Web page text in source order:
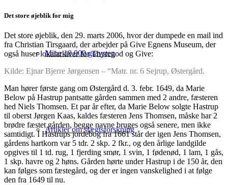
Mine 18.000 gravsten
Artikler om slægtsforskning
Det store øjeblik for mig
Det store øjeblik, den 29. marts 2006, hvor der dumpede en mail ind
fra Christian Tirsgaard, der arbejder på Give Egnens Museum, der
også huser lokalarkiver for Thyregod og Give:
Kilde: Ejnar Bjerre Jørgensen – “Matr. nr. 6 Sejrup, Østergård.
Man hører første gang om Østergård d. 3. febr. 1649, da Marie
Below på Hastrup pantsatte gården sammen med 2 andre, fæsteren
hed Niels Thomsen. Et par år efter, da Marie Below solgte Hastrup
til oberst Jørgen Kaas, kaldes fæsteren Jens Thomsen, måske har 2
brødre fæstet gården, begge navne bruges også senere, men ikke
samtidigt. I Hastrups jordebog fra 1661 står der igen Jens Thomsen,
gårdens hartkorn var 5 tdr. 2 skp. 2 fkr., og den årlige landgilde
opgives til 1 td. rug, 1 fjerding smør, 1 svin, 1 fødenød, 1 lam, 1 gås,
1 skp. havre og 2 høns. Gården hørte under Hastrup i de 150 år, den
kan følges som fæstegård, og der er ingen vanskelighed i at følge
den fra 1649 til nu.